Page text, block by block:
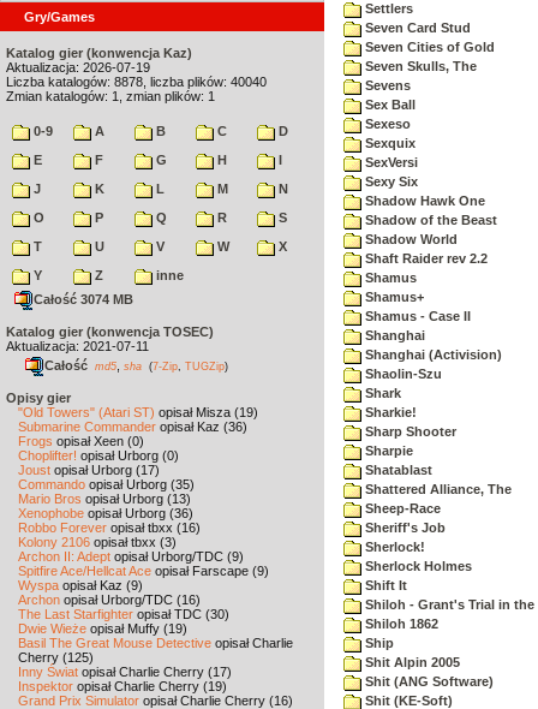
Gry/Games
Katalog gier (konwencja Kaz)
Aktualizacja: 2026-07-19
Liczba katalogów: 8878, liczba plików: 40040
Zmian katalogów: 1, zmian plików: 1
0-9 A B C
D
E
F G H
I
J
K L M
N
O
P Q R
S
T
U V W
X
Y
Z
inne
Całość 3074 MB
Katalog gier (konwencja TOSEC)
Aktualizacja: 2021-07-11
Całość md5 sha (7-Zip TUGZip)
Opisy gier
"Old Towers" (Atari ST) opisał Misza (19)
Submarine Commander opisał Kaz (36)
Frogs opisał Xeen (0)
Choplifter! opisał Urborg (0)
Joust opisał Urborg (17)
Commando opisał Urborg (35)
Mario Bros opisał Urborg (13)
Xenophobe opisał Urborg (36)
Robbo Forever opisał tbxx (16)
Kolony 2106 opisał tbxx (3)
Archon II: Adept opisał Urborg/TDC (9)
Spitfire Ace/Hellcat Ace opisał Farscape (9)
Wyspa opisał Kaz (9)
Archon opisał Urborg/TDC (16)
The Last Starfighter opisał TDC (30)
Dwie Wieże opisał Muffy (19)
Basil The Great Mouse Detective opisał Charlie
Cherry (125)
Inny Świat opisał Charlie Cherry (17)
Inspektor opisał Charlie Cherry (19)
Grand Prix Simulator opisał Charlie Cherry (16)
Settlers
Seven Card Stud
Seven Cities of Gold
Seven Skulls, The
Sevens
Sex Ball
Sexeso
Sexquix
SexVersi
Sexy Six
Shadow Hawk One
Shadow of the Beast
Shadow World
Shaft Raider rev 2.2
Shamus
Shamus+
Shamus - Case II
Shanghai
Shanghai (Activision)
Shaolin-Szu
Shark
Sharkie!
Sharp Shooter
Sharpie
Shatablast
Shattered Alliance, The
Sheep-Race
Sheriff's Job
Sherlock!
Sherlock Holmes
Shift It
Shiloh - Grant's Trial in the
Shiloh 1862
Ship
Shit Alpin 2005
Shit (ANG Software)
Shit (KE-Soft)